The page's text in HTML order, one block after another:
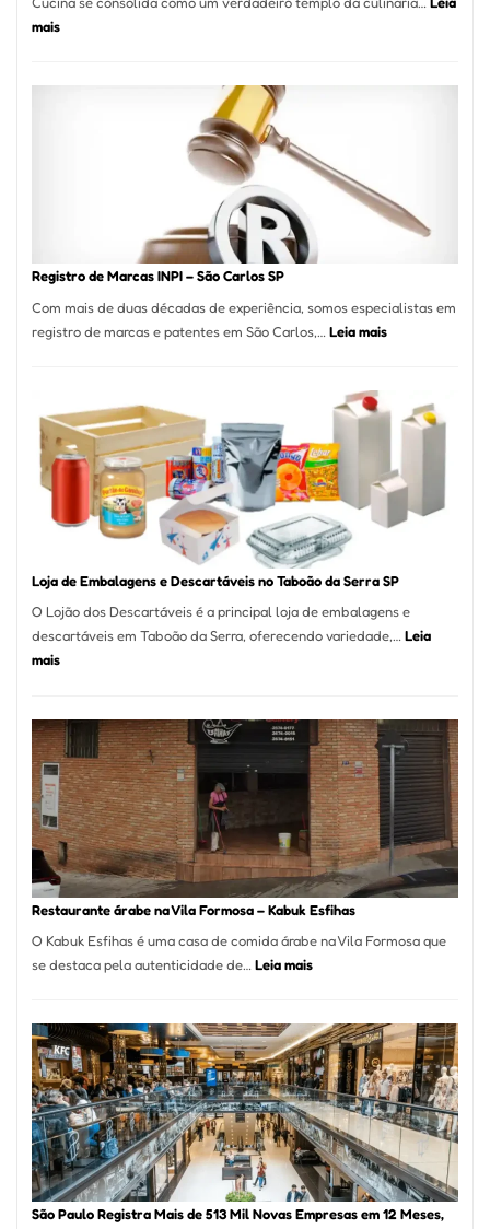
mais:
Bibi
Registro de Marcas INPI – São Carlos SP
Com mais de duas décadas de experiência, somos especialistas em
registro de marcas e patentes em São Carlos,… Leia mais:
Marcas
INPI
São
Carlos
SP
Loja de Embalagens e Descartáveis no Taboão da Serra SP
O Lojão dos Descartáveis é a principal loja de embalagens e
descartáveis em Taboão da Serra, oferecendo variedade,…Leia
mais:
Embalagens
e
Descartáveis
no
Taboão
da
Serra
SP
Restaurante árabe na Vila Formosa – Kabuk Esfihas
O Kabuk Esfihas é uma casa de comida árabe na Vila Formosa que
se destaca pela autenticidade de…Leia mais:
na
Vila
Formosa
–
Kabuk
Esfihas
São Paulo Registra Mais de 513 Mil Novas Empresas em 12 Meses,